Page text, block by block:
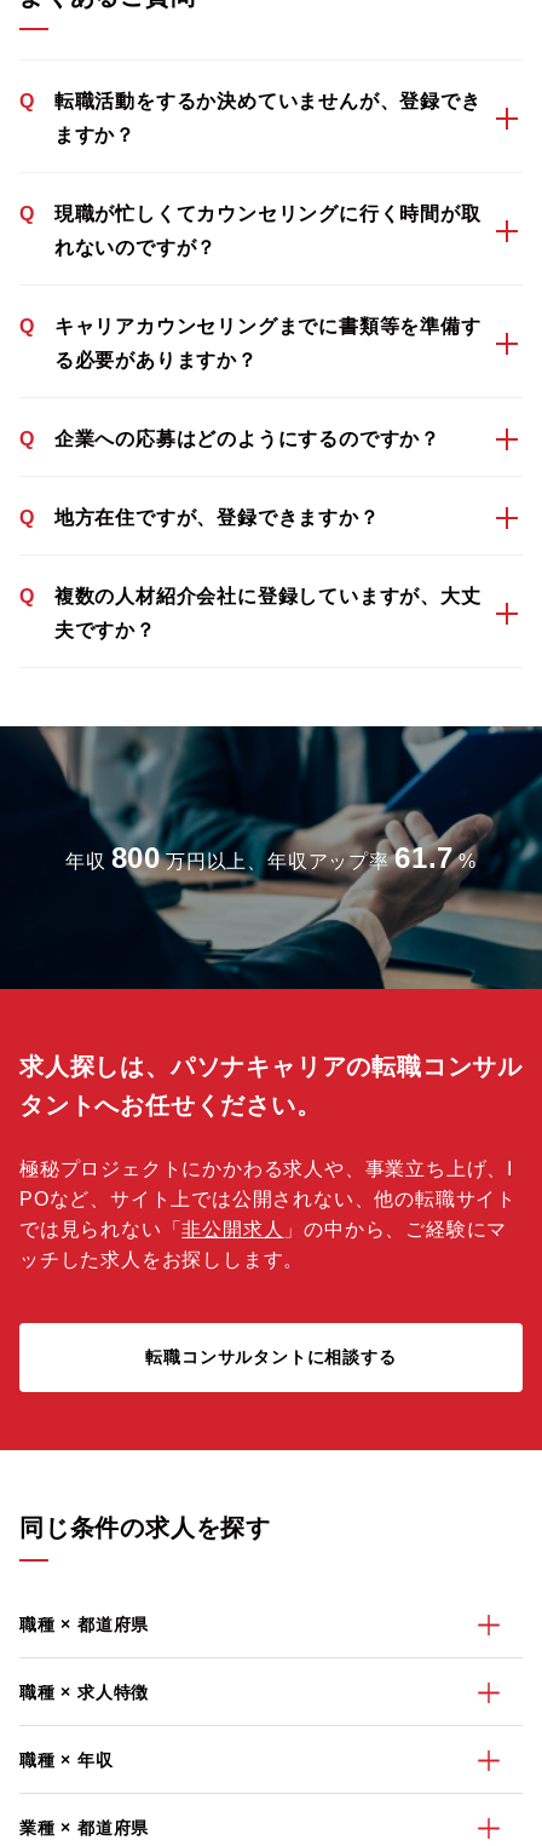
Q
転職活動をするか決めていませんが、登録でき
ますか？
Q
現職が忙しくてカウンセリングに行く時間が取
れないのですが？
Q
キャリアカウンセリングまでに書類等を準備す
る必要がありますか？
Q 企業への応募はどのようにするのですか？
Q 地方在住ですが、登録できますか？
Q
複数の人材紹介会社に登録していますが、大丈
夫ですか？
年収 800 万円以上、年収アップ率 61.7 %
求人探しは、パソナキャリアの転職コンサル
タントへお任せください。
極秘プロジェクトにかかわる求人や、事業立ち上げ、I
POなど、サイト上では公開されない、他の転職サイト
では見られない「非公開求人 」の中から、ご経験にマ
ッチした求人をお探しします。
転職コンサルタントに相談する
同じ条件の求人を探す
職種 × 都道府県
職種 × 求人特徴
職種 × 年収
業種 × 都道府県